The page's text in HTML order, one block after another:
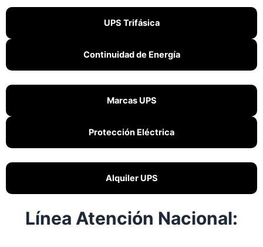
UPS Trifásica
Continuidad de Energía
Marcas UPS
Protección Eléctrica
Alquiler UPS
Línea Atención Nacional: